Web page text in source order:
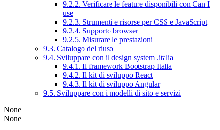
9.2.2. Verificare le feature disponibili con Can I
use
9.2.3. Strumenti e risorse per CSS e JavaScript
9.2.4. Supporto browser
9.2.5. Misurare le prestazioni
9.3. Catalogo del riuso
9.4. Sviluppare con il design system .italia
9.4.1. Il framework Bootstrap Italia
9.4.2. Il kit di sviluppo React
9.4.3. Il kit di sviluppo Angular
9.5. Sviluppare con i modelli di sito e servizi
None
None